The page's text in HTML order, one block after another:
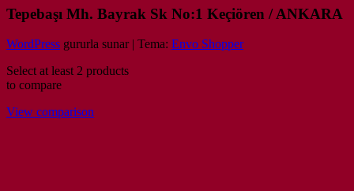
Tepebaşı Mh. Bayrak Sk No:1 Keçiören / ANKARA
WordPress gururla sunar Tema: Envo Shopper
Select at least 2 products
to compare
View comparison